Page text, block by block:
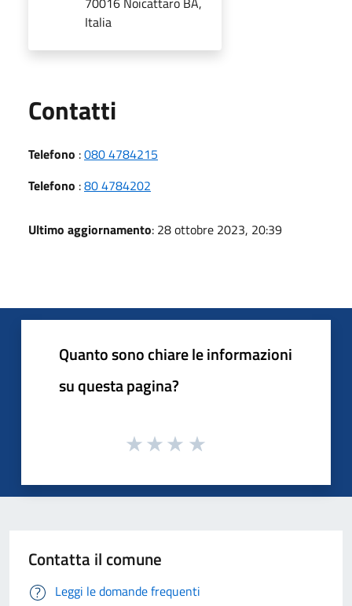
Italia
Contatti
Telefono :080 4784215
Telefono :80 4784202
Ultimo aggiornamento: 28 ottobre 2023, 20:39
Quanto sono chiare le informazioni
su questa pagina?
Contatta il comune
Leggi le domande frequenti